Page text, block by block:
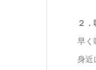
２
早く
身近